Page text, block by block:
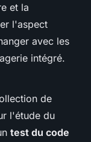
et la
l'aspect
avec les
intégré.
de
l'étude du
test du code